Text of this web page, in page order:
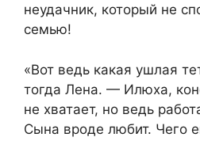
неудачник, который не
семью!
«Вот ведь какая ушлая
тогда Лена. — Илюха,
не хватает, но ведь
Сына вроде любит. Чего